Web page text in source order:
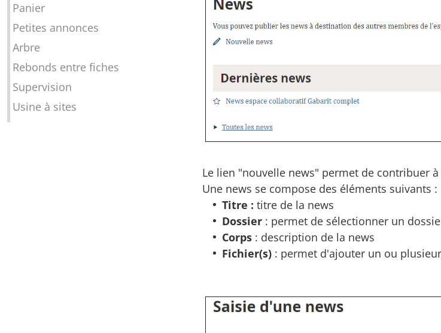
Panier
Petites annonces
Arbre
Rebonds entre fiches
Supervision
Usine à sites
Le lien "nouvelle news" permet de contribuer
Une news se compose des éléments suivants :
Titre : titre de la news
Dossier : permet de sélectionner un
Corps: description de la news
Fichier(s) : permet d'ajouter un ou